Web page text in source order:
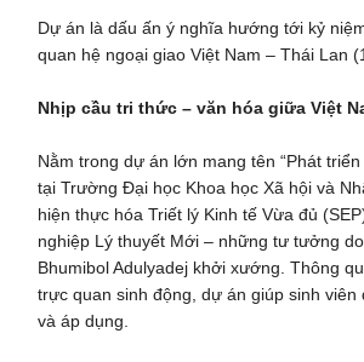
Dự án là dấu ấn ý nghĩa hướng tới kỷ
quan hệ ngoại giao Việt Nam – Thái Lan
Nhịp cầu tri thức – văn hóa giữa Việt
Nằm trong dự án lớn mang tên “Phát
tại Trường Đại học Khoa học Xã hội và
hiện thực hóa Triết lý Kinh tế Vừa đủ
nghiệp Lý thuyết Mới – những tư tưởng
Bhumibol Adulyadej khởi xướng. Thông
trực quan sinh động, dự án giúp sinh viên
và áp dụng.